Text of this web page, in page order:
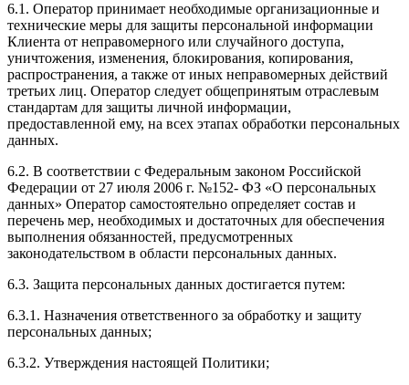
6.1. Оператор принимает необходимые организационные и
технические меры для защиты персональной информации
Клиента от неправомерного или случайного доступа,
уничтожения, изменения, блокирования, копирования,
распространения, а также от иных неправомерных действий
третьих лиц. Оператор следует общепринятым отраслевым
стандартам для защиты личной информации,
предоставленной ему, на всех этапах обработки персональных
данных.
6.2. В соответствии с Федеральным законом Российской
Федерации от 27 июля 2006 г. №152- ФЗ «О персональных
данных» Оператор самостоятельно определяет состав и
перечень мер, необходимых и достаточных для обеспечения
выполнения обязанностей, предусмотренных
законодательством в области персональных данных.
6.3. Защита персональных данных достигается путем:
6.3.1. Назначения ответственного за обработку и защиту
персональных данных;
6.3.2. Утверждения настоящей Политики;